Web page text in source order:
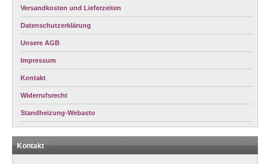
Versandkosten und Lieferzeiten
Datenschutzerklärung
Unsere AGB
Impressum
Kontakt
Widerrufsrecht
Standheizung-Webasto
Kontakt